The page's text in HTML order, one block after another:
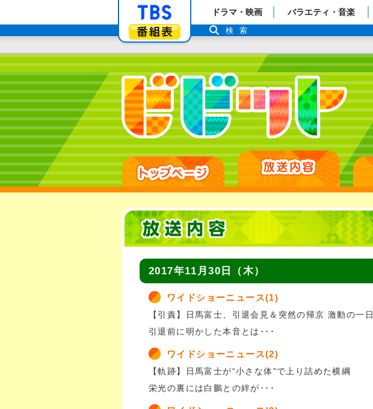
「TBSテレビ」トップページ
番組表
ドラマ・映画 バラエティ・音楽
検索
2017年11月30日（木）
ワイドショーニュース(1)
【引責】日馬富士、引退会見＆突然の帰京 激動の一日
引退前に明かした本音とは･･･
ワイドショーニュース(2)
【軌跡】日馬富士が“小さな体”で上り詰めた横綱
栄光の裏には白鵬との絆が･･･